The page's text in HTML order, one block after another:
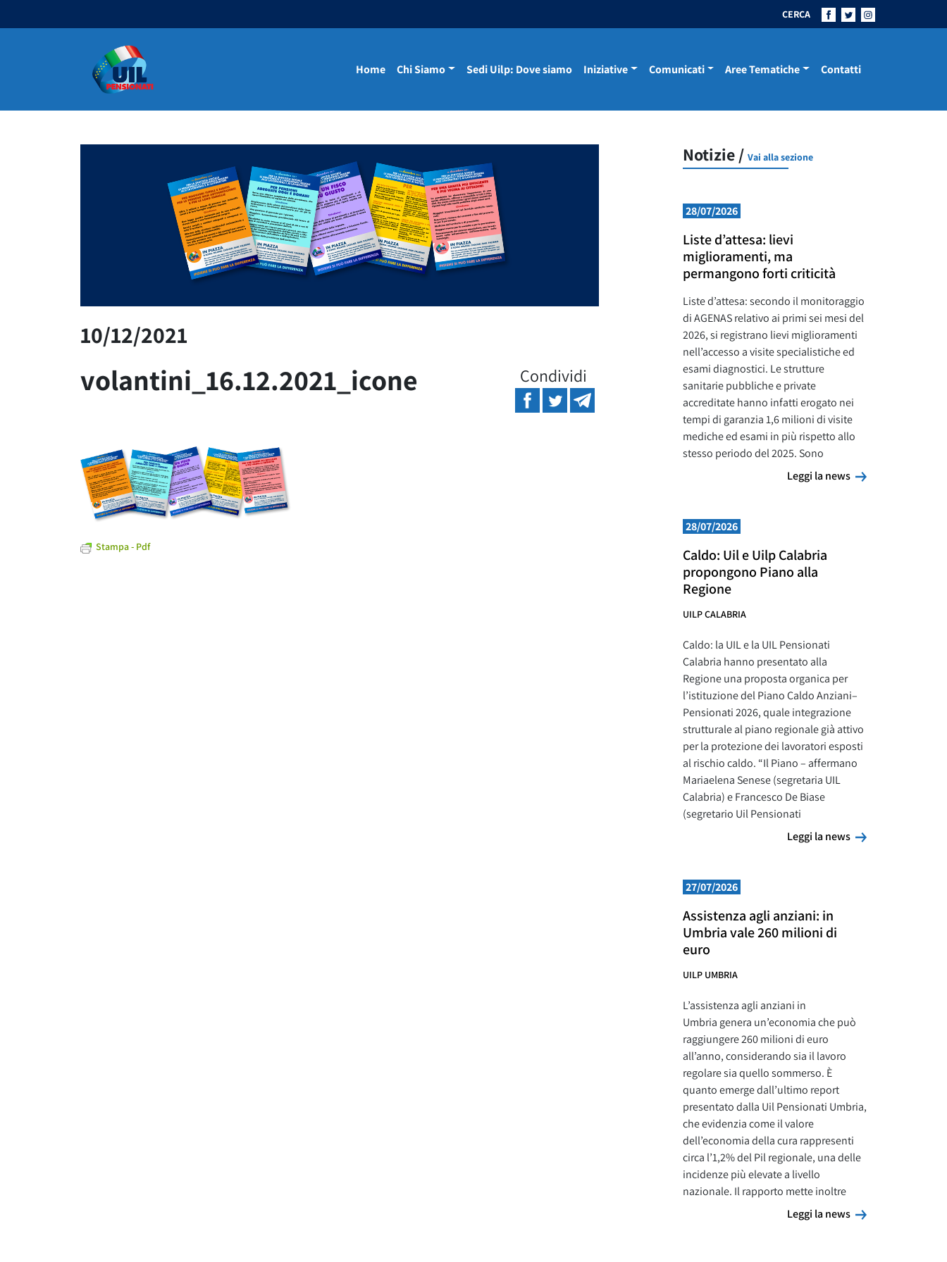
CERCA
Navigazione principale Home Chi Siamo Sedi Uilp: Dove siamo Iniziative Comunicati Aree Tematiche Contatti
10/12/2021
volantini_16.12.2021_icone Condividi
Stampa - Pdf
Notizie / Vai alla sezione
28/07/2026
Liste d’attesa: lievi
miglioramenti, ma
permangono forti criticità
Liste d’attesa: secondo il monitoraggio
di AGENAS relativo ai primi sei mesi del
2026, si registrano lievi miglioramenti
nell’accesso a visite specialistiche ed
esami diagnostici. Le strutture
sanitarie pubbliche e private
accreditate hanno infatti erogato nei
tempi di garanzia 1,6 milioni di visite
mediche ed esami in più rispetto allo
stesso periodo del 2025. Sono
Leggi la news
Leggi la news
28/07/2026
Caldo: Uil e Uilp Calabria
propongono Piano alla
Regione
UILP CALABRIA
Caldo: la UIL e la UIL Pensionati
Calabria hanno presentato alla
Regione una proposta organica per
l’istituzione del Piano Caldo Anziani–
Pensionati 2026, quale integrazione
strutturale al piano regionale già attivo
per la protezione dei lavoratori esposti
al rischio caldo. “Il Piano – affermano
Mariaelena Senese (segretaria UIL
Calabria) e Francesco De Biase
(segretario Uil Pensionati
Leggi la news
Leggi la news
27/07/2026
Assistenza agli anziani: in
Umbria vale 260 milioni di
euro
UILP UMBRIA
L’assistenza agli anziani in
Umbria genera un’economia che può
raggiungere 260 milioni di euro
all’anno, considerando sia il lavoro
regolare sia quello sommerso. È
quanto emerge dall’ultimo report
presentato dalla Uil Pensionati Umbria,
che evidenzia come il valore
dell’economia della cura rappresenti
circa l’1,2% del Pil regionale, una delle
incidenze più elevate a livello
nazionale. Il rapporto mette inoltre
Leggi la news
Leggi la news